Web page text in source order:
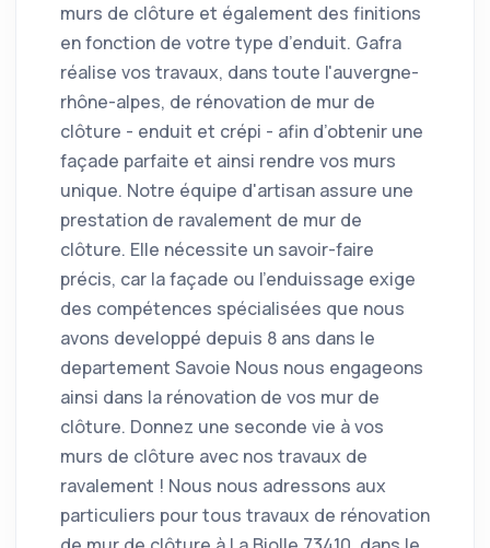
murs de clôture et également des finitions
en fonction de votre type d’enduit. Gafra
réalise vos travaux, dans toute l'auvergne-
rhône-alpes, de rénovation de mur de
clôture - enduit et crépi - afin d’obtenir une
façade parfaite et ainsi rendre vos murs
unique. Notre équipe d'artisan assure une
prestation de ravalement de mur de
clôture. Elle nécessite un savoir-faire
précis, car la façade ou l'enduissage exige
des compétences spécialisées que nous
avons developpé depuis 8 ans dans le
departement Savoie Nous nous engageons
ainsi dans la rénovation de vos mur de
clôture. Donnez une seconde vie à vos
murs de clôture avec nos travaux de
ravalement ! Nous nous adressons aux
particuliers pour tous travaux de rénovation